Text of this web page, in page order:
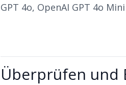
GPT 4o, OpenAI GPT 4o
Überprüfen und